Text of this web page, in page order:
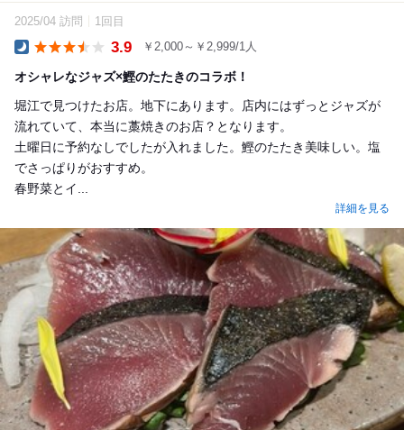
2025/04 訪問 1回目
3.9 ￥2,000～￥2,999/1人
オシャレなジャズ×鰹のたたきのコラボ！
堀江で見つけたお店。地下にあります。店内にはずっとジャズが
流れていて、本当に藁焼きのお店？となります。
土曜日に予約なしでしたが入れました。鰹のたたき美味しい。塩
でさっぱりがおすすめ。
春野菜とイ...
詳細を見る